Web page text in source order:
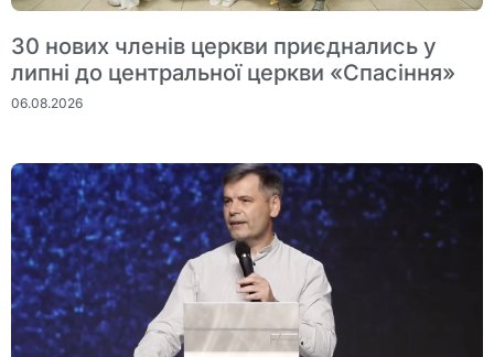
30 нових членів церкви приєднались у
липні до центральної церкви «Спасіння»
06.08.2026